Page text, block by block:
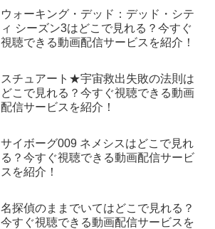
ウォーキング・デッド：デッド・シテ
ィ シーズン3はどこで見れる？今すぐ
視聴できる動画配信サービスを紹介！
スチュアート★宇宙救出失敗の法則は
どこで見れる？今すぐ視聴できる動画
配信サービスを紹介！
サイボーグ009 ネメシスはどこで見れ
る？今すぐ視聴できる動画配信サービ
スを紹介！
名探偵のままでいてはどこで見れる？
今すぐ視聴できる動画配信サービスを